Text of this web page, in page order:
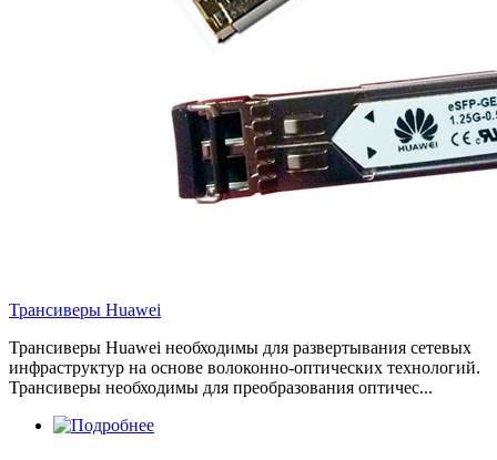
Трансиверы Huawei
Трансиверы Huawei необходимы для развертывания сетевых
инфраструктур на основе волоконно-оптических технологий.
Трансиверы необходимы для преобразования оптичес...